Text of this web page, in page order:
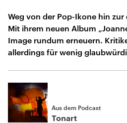
Weg von der Pop-Ikone hin
Mit ihrem neuen Album
Image rundum erneuern.
allerdings für wenig
Aus dem Podcast
Tonart